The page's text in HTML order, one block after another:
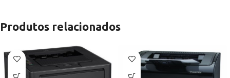
Produtos relacionados